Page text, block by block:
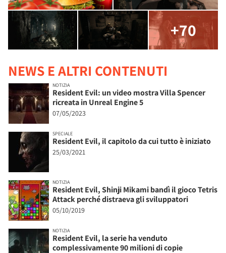
+70
NEWS E ALTRI CONTENUTI
NOTIZIA
Resident Evil: un video mostra Villa Spencer
ricreata in Unreal Engine 5
07/05/2023
SPECIALE
Resident Evil, il capitolo da cui tutto è iniziato
25/03/2021
NOTIZIA
Resident Evil, Shinji Mikami bandì il gioco Tetris
Attack perché distraeva gli sviluppatori
05/10/2019
NOTIZIA
Resident Evil, la serie ha venduto
complessivamente 90 milioni di copie